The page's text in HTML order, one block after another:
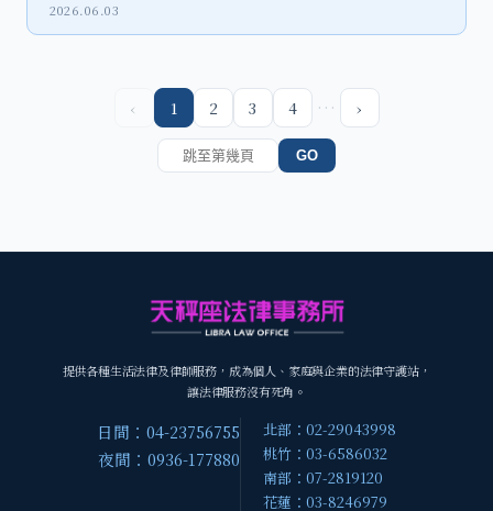
2026.06.03
‹ 1 2 3 4 … ›
GO
提供各種生活法律及律師服務，成為個人、家庭與企業的法律守護站，
讓法律服務沒有死角。
日間：04-23756755
夜間：0936-177880
北部：02-29043998
桃竹：03-6586032
南部：07-2819120
花蓮：03-8246979